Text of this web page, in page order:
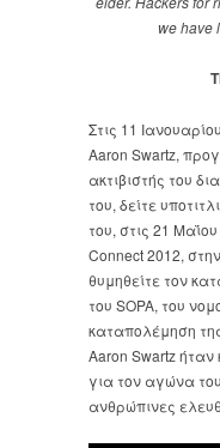
2013)
we have
Στις 11
Aaron Swartz,
ακτιβιστής του
του, δείτε
του, στις 21
Connect 2012,
θυμηθείτε τον
του SOPA, του
καταπολέμηση
Aaron Swartz
για τον αγώνα
ανθρώπινες